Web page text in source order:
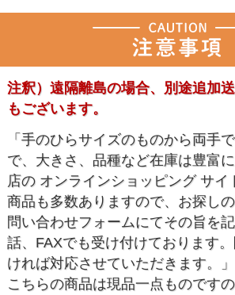
注釈）遠隔離島の場合、別途追加
もございます。
「手のひらサイズのものから両手
で、大きさ、品種など在庫は豊富
店の オンラインショッピング サイ
商品も多数ありますので、お探し
問い合わせフォームにてその旨を
話、FAXでも受け付けております
ければ対応させていただきます。」
こちらの商品は現品一点ものです